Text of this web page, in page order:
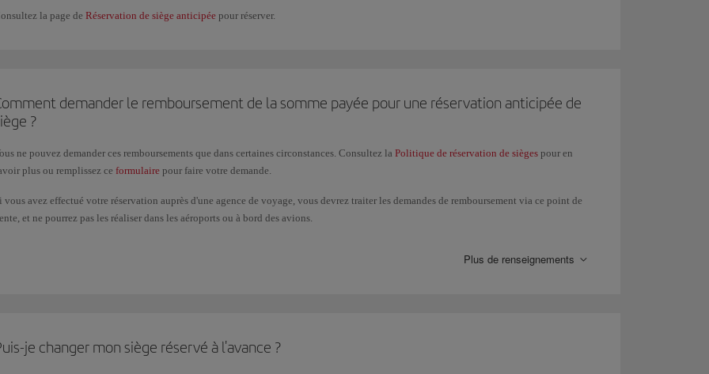
la page de Réservation de siège anticipée pour réserver.
demander le remboursement de la somme payée pour une réservation anticipée de
?
ne pouvez demander ces remboursements que dans certaines circonstances. Consultez la Politique de réservation de sièges pour en
plus ou remplissez ce formulaire pour faire votre demande.
vous avez effectué votre réservation auprès d'une agence de voyage, vous devrez traiter les demandes de remboursement via ce point de
et ne pourrez pas les réaliser dans les aéroports ou à bord des avions.
Plus de renseignements
je changer mon siège réservé à l'avance ?